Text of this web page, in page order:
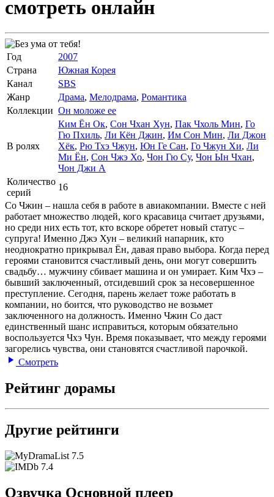
смотреть онлайн
Год
2007
Страна
Южная Корея
Канал
SBS
Жанр
Драма, Мелодрама, Романтика
Коллекции Он моложе ее
В ролях
Ким Ён Ок, Сон Чхан Хун, Пак Чхоль Мин, Го
Гю Пхиль, Ли Кён Джин, Им Сон Мин, Ли Джон
Хёк, Рю Тхэ Чжун, Юн Ге Сан, Го Чжун Хи, Ли
Ми Ён, Сон Чжэ Хо, Чон Гю Су, Чон Ын Чхан,
Чон Джи А
Количество
серий
16
Со Чжин – нашла себя в работе в авиакомпании. Вместе с ней
работает множество людей, кого красавица считает друзьями,
но среди них есть тот, кто вскоре обретет новый статус –
супруга! Именно Джэ Хун – великий напарник, кто
неоднократно прикрывал Ён, давая право выбора. Когда перед
героями становится счастливый день, они могут совершить
свадьбу… мужчину сбивает машина и он умирает. Ким Чхэ –
бывший заключенный, отсидевший срок за несовершенное
преступление. Сегодня, парень желает тоже работать в
компании, но боится, что руководство не возьмет
заключенного на должность. Именно Чжин Со даст
единственный шанс исправиться, которым обязательно
воспользуется Чхэ Чун. Время показывает, что между героями
загорелись чувства, они становятся счастливой парочкой.
Смотреть
Рейтинг дорамы
Другие рейтинги
7.5
7.4
Озвучка Основной плеер